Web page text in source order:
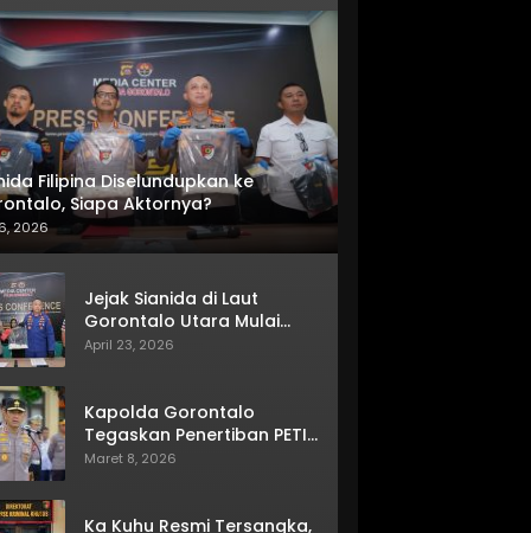
Filipina Diselundupkan ke
Siapa Aktornya?
2026
Jejak Sianida di Laut
Gorontalo Utara Mulai
Terkuak
April 23, 2026
Kapolda Gorontalo
Tegaskan Penertiban PETI
Terus Berjalan
Maret 8, 2026
Ka Kuhu Resmi Tersangka,